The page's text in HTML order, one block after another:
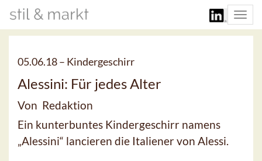
05.06.18 – Kindergeschirr
Alessini: Für jedes Alter
Von Redaktion
Ein kunterbuntes Kindergeschirr namens
„Alessini“ lancieren die Italiener von Alessi.